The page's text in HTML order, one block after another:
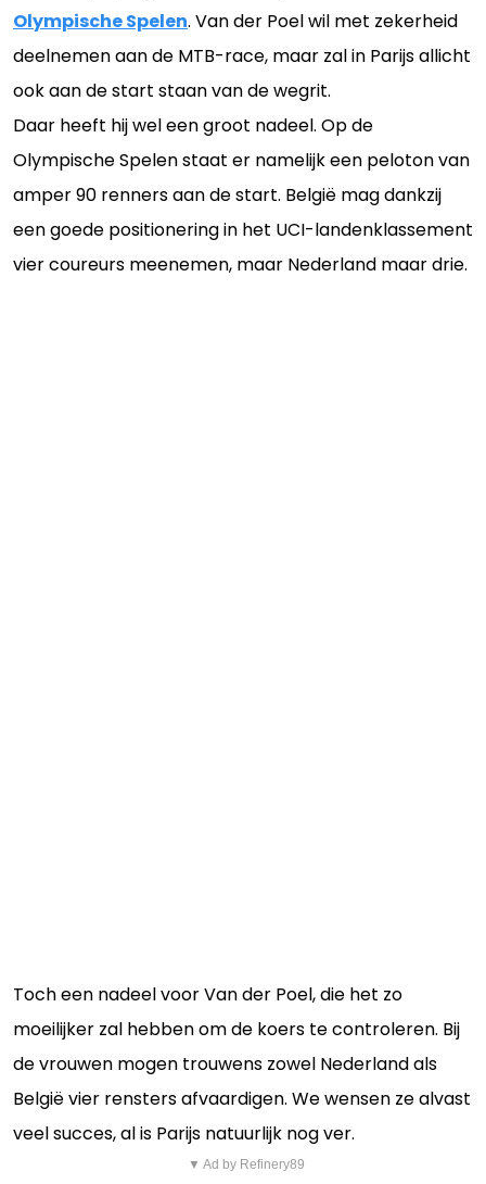
Olympische Spelen. Van der Poel wil met zekerheid
deelnemen aan de MTB-race, maar zal in Parijs allicht
ook aan de start staan van de wegrit.
Daar heeft hij wel een groot nadeel. Op de
Olympische Spelen staat er namelijk een peloton van
amper 90 renners aan de start. België mag dankzij
een goede positionering in het UCI-landenklassement
vier coureurs meenemen, maar Nederland maar drie.
Toch een nadeel voor Van der Poel, die het zo
moeilijker zal hebben om de koers te controleren. Bij
de vrouwen mogen trouwens zowel Nederland als
België vier rensters afvaardigen. We wensen ze alvast
veel succes, al is Parijs natuurlijk nog ver.
▼ Ad by Refinery89